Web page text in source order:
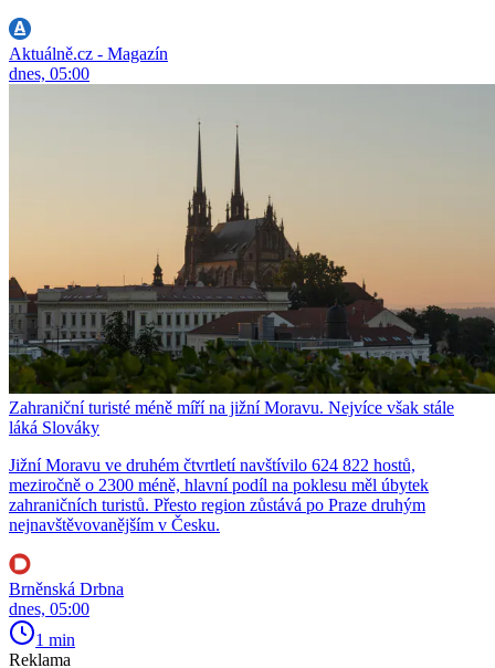
Aktuálně.cz - Magazín
dnes, 05:00
Zahraniční turisté méně míří na jižní Moravu. Nejvíce však stále
láká Slováky
Jižní Moravu ve druhém čtvrtletí navštívilo 624 822 hostů,
meziročně o 2300 méně, hlavní podíl na poklesu měl úbytek
zahraničních turistů. Přesto region zůstává po Praze druhým
nejnavštěvovanějším v Česku.
Brněnská Drbna
dnes, 05:00
1 min
Reklama